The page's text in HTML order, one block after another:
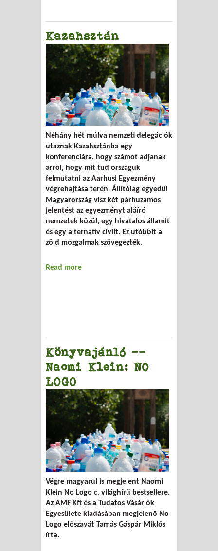
Kazahsztán
Néhány hét múlva nemzeti delegációk
utaznak Kazahsztánba egy
konferenciára, hogy számot adjanak
arról, hogy mit tud országuk
felmutatni az Aarhusi Egyezmény
végrehajtása terén. Állítólag egyedül
Magyarország visz két párhuzamos
jelentést az egyezményt aláíró
nemzetek közül, egy hivatalos államit
és egy alternatív civilt. Ez utóbbit a
zöld mozgalmak szövegezték.
Read more
Könyvajánló --
Naomi Klein: NO
LOGO
Végre magyarul is megjelent Naomi
Klein No Logo c. világhírű bestsellere.
Az AMF Kft és a Tudatos Vásárlók
Egyesülete kiadásában megjelenő No
Logo előszavát Tamás Gáspár Miklós
írta.